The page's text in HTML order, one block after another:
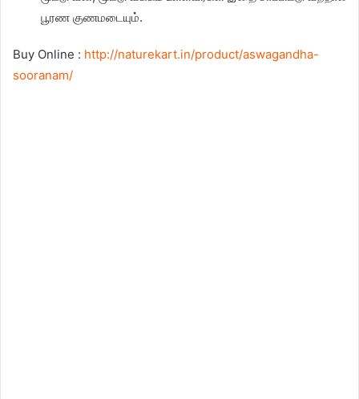
பூரண குணமடையும்.
Buy Online : http://naturekart.in/product/aswagandha-
sooranam/